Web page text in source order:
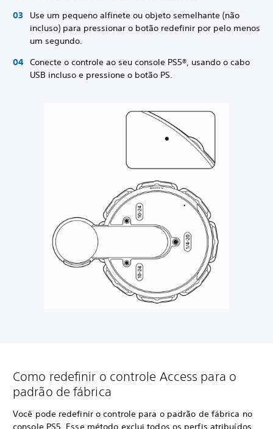
Use um pequeno alfinete ou objeto semelhante (não
incluso) para pressionar o botão redefinir por pelo menos
um segundo.
Conecte o controle ao seu console PS5®, usando o cabo
USB incluso e pressione o botão PS.
Como redefinir o controle Access para o
padrão de fábrica
Você pode redefinir o controle para o padrão de fábrica no
console PS5. Esse método exclui todos os perfis atribuídos